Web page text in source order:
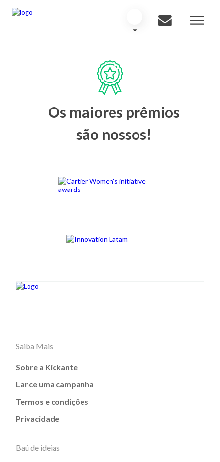
Os maiores prêmios
são nossos!
Saiba Mais
Sobre a Kickante
Lance uma campanha
Termos e condições
Privacidade
Baú de ideias